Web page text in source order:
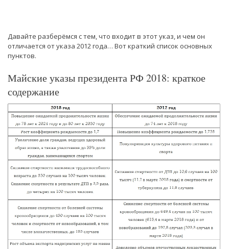
Давайте разберёмся с тем, что входит в этот указ, и чем он
отличается от указа 2012 года… Вот краткий список основных
пунктов.
Майские указы президента РФ 2018: краткое
содержание